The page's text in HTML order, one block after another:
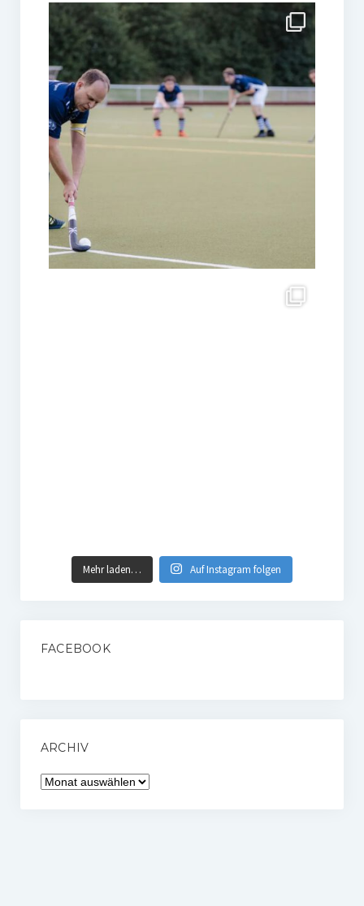
Mehr laden… Auf Instagram folgen
FACEBOOK
ARCHIV
Archiv